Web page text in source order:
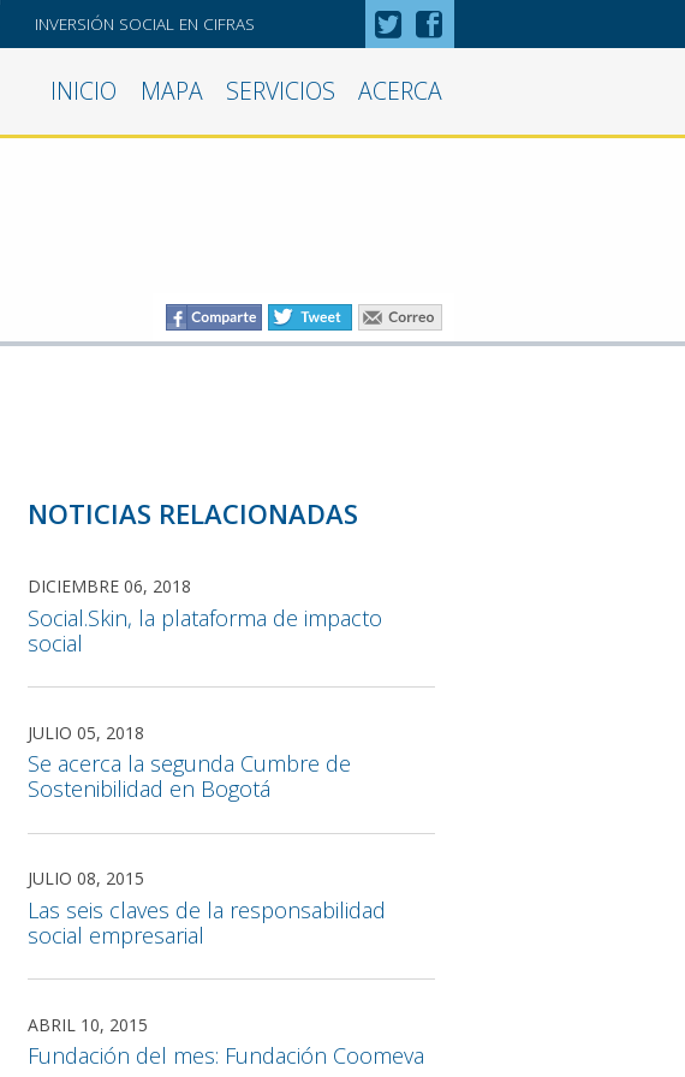
INVERSIÓN SOCIAL EN CIFRAS
INICIO MAPA SERVICIOS ACERCA
NOTICIAS RELACIONADAS
DICIEMBRE 06, 2018
Social.Skin, la plataforma de impacto
social
JULIO 05, 2018
Se acerca la segunda Cumbre de
Sostenibilidad en Bogotá
JULIO 08, 2015
Las seis claves de la responsabilidad
social empresarial
ABRIL 10, 2015
Fundación del mes: Fundación Coomeva